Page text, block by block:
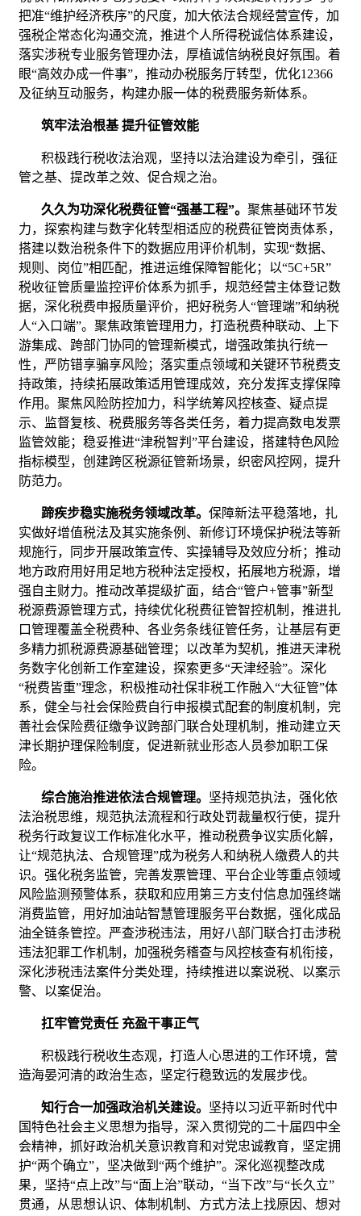
把准“维护经济秩序”的尺度，加大依法合规经营宣传，加
强税企常态化沟通交流，推进个人所得税诚信体系建设，
落实涉税专业服务管理办法，厚植诚信纳税良好氛围。着
眼“高效办成一件事”，推动办税服务厅转型，优化12366
及征纳互动服务，构建办服一体的税费服务新体系。
筑牢法治根基 提升征管效能
积极践行税收法治观，坚持以法治建设为牵引，强征
管之基、提改革之效、促合规之治。
久久为功深化税费征管“强基工程”。聚焦基础环节发
力，探索构建与数字化转型相适应的税费征管岗责体系，
搭建以数治税条件下的数据应用评价机制，实现“数据、
规则、岗位”相匹配，推进运维保障智能化；以“5C+5R”
税收征管质量监控评价体系为抓手，规范经营主体登记数
据，深化税费申报质量评价，把好税务人“管理端”和纳税
人“入口端”。聚焦政策管理用力，打造税费种联动、上下
游集成、跨部门协同的管理新模式，增强政策执行统一
性，严防错享骗享风险；落实重点领域和关键环节税费支
持政策，持续拓展政策适用管理成效，充分发挥支撑保障
作用。聚焦风险防控加力，科学统筹风控核查、疑点提
示、监督复核、税费服务等各类任务，着力提高数电发票
监管效能；稳妥推进“津税智判”平台建设，搭建特色风险
指标模型，创建跨区税源征管新场景，织密风控网，提升
防范力。
蹄疾步稳实施税务领域改革。保障新法平稳落地，扎
实做好增值税法及其实施条例、新修订环境保护税法等新
规施行，同步开展政策宣传、实操辅导及效应分析；推动
地方政府用好用足地方税种法定授权，拓展地方税源，增
强自主财力。推动改革提级扩面，结合“管户+管事”新型
税源费源管理方式，持续优化税费征管智控机制，推进扎
口管理覆盖全税费种、各业务条线征管任务，让基层有更
多精力抓税源费源基础管理；以改革为契机，推进天津税
务数字化创新工作室建设，探索更多“天津经验”。深化
“税费皆重”理念，积极推动社保非税工作融入“大征管”体
系，健全与社会保险费自行申报模式配套的制度机制，完
善社会保险费征缴争议跨部门联合处理机制，推动建立天
津长期护理保险制度，促进新就业形态人员参加职工保
险。
综合施治推进依法合规管理。 坚持规范执法，强化依
法治税思维，规范执法流程和行政处罚裁量权行使，提升
税务行政复议工作标准化水平，推动税费争议实质化解，
让“规范执法、合规管理”成为税务人和纳税人缴费人的共
识。强化税务监管，完善发票管理、平台企业等重点领域
风险监测预警体系，获取和应用第三方支付信息加强终端
消费监管，用好加油站智慧管理服务平台数据，强化成品
油全链条管控。严查涉税违法，用好八部门联合打击涉税
违法犯罪工作机制，加强税务稽查与风控核查有机衔接，
深化涉税违法案件分类处理，持续推进以案说税、以案示
警、以案促治。
扛牢管党责任 充盈干事正气
积极践行税收生态观，打造人心思进的工作环境，营
造海晏河清的政治生态，坚定行稳致远的发展步伐。
知行合一加强政治机关建设。 坚持以习近平新时代中
国特色社会主义思想为指导，深入贯彻党的二十届四中全
会精神，抓好政治机关意识教育和对党忠诚教育，坚定拥
护“两个确立”，坚决做到“两个维护”。深化巡视整改成
果，坚持“点上改”与“面上治”联动，“当下改”与“长久立”
贯通，从思想认识、体制机制、方式方法上找原因、想对